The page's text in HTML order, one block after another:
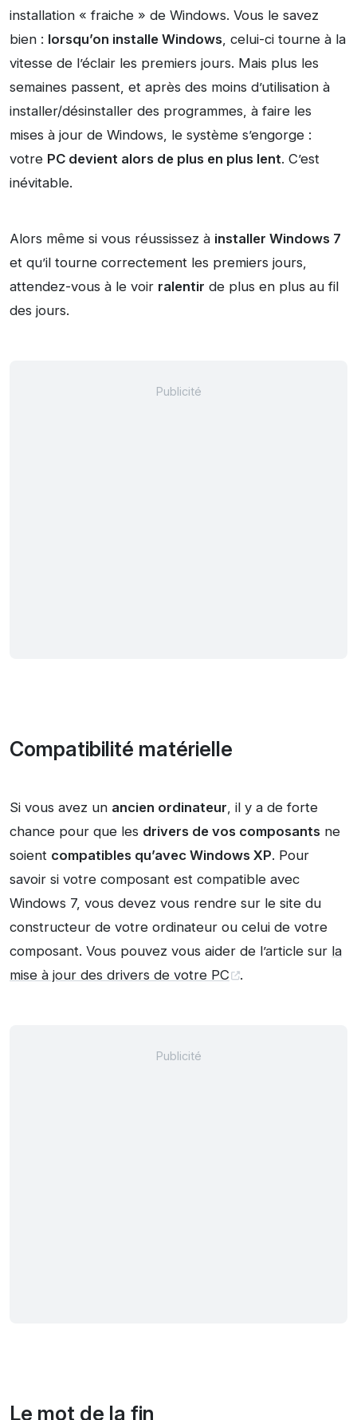
installation « fraiche » de Windows. Vous le savez
bien : lorsqu’on installe Windows, celui-ci tourne à la
vitesse de l’éclair les premiers jours. Mais plus les
semaines passent, et après des moins d’utilisation à
installer/désinstaller des programmes, à faire les
mises à jour de Windows, le système s’engorge :
votre PC devient alors de plus en plus lent. C’est
inévitable.
Alors même si vous réussissez à installer Windows 7
et qu’il tourne correctement les premiers jours,
attendez-vous à le voir ralentir de plus en plus au fil
des jours.
Compatibilité matérielle
Si vous avez un ancien ordinateur, il y a de forte
chance pour que les drivers de vos composants ne
soient compatibles qu’avec Windows XP. Pour
savoir si votre composant est compatible avec
Windows 7, vous devez vous rendre sur le site du
constructeur de votre ordinateur ou celui de votre
composant. Vous pouvez vous aider de l’article sur la
mise à jour des drivers de votre PC
.
Le mot de la fin